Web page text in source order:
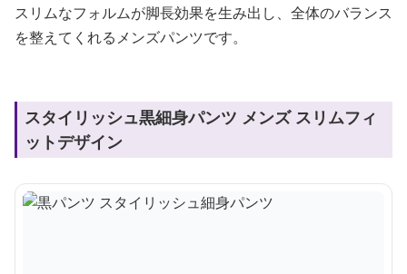
スリムなフォルムが脚長効果を生み出し、全体のバランス
を整えてくれるメンズパンツです。
スタイリッシュ黒細身パンツ メンズ スリムフィ
ットデザイン